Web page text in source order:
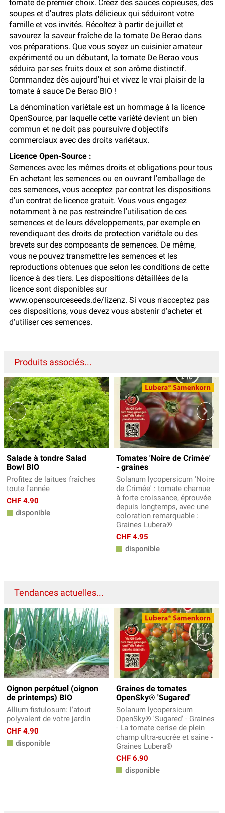
tomate de premier choix. Créez des sauces copieuses, des
soupes et d'autres plats délicieux qui séduiront votre
famille et vos invités. Récoltez à partir de juillet et
savourez la saveur fraîche de la tomate De Berao dans
vos préparations. Que vous soyez un cuisinier amateur
expérimenté ou un débutant, la tomate De Berao vous
séduira par ses fruits doux et son arôme distinctif.
Commandez dès aujourd'hui et vivez le vrai plaisir de la
tomate à sauce De Berao BIO !
La dénomination variétale est un hommage à la licence
OpenSource, par laquelle cette variété devient un bien
commun et ne doit pas poursuivre d'objectifs
commerciaux avec des droits variétaux.
Licence Open-Source :
Semences avec les mêmes droits et obligations pour tous
En achetant les semences ou en ouvrant l'emballage de
ces semences, vous acceptez par contrat les dispositions
d'un contrat de licence gratuit. Vous vous engagez
notamment à ne pas restreindre l'utilisation de ces
semences et de leurs développements, par exemple en
revendiquant des droits de protection variétale ou des
brevets sur des composants de semences. De même,
vous ne pouvez transmettre les semences et les
reproductions obtenues que selon les conditions de cette
licence à des tiers. Les dispositions détaillées de la
licence sont disponibles sur
www.opensourceseeds.de/lizenz. Si vous n'acceptez pas
ces dispositions, vous devez vous abstenir d'acheter et
d'utiliser ces semences.
Produits associés...
Salade à tondre Salad
Bowl BIO
Profitez de laitues fraîches
toute l'année
CHF 4.90
disponible
Tomates 'Noire de Crimée'
- graines
Solanum lycopersicum 'Noire
de Crimée' : tomate charnue
à forte croissance, éprouvée
depuis longtemps, avec une
coloration remarquable :
Graines Lubera®
CHF 4.95
disponible
Tendances actuelles...
Oignon perpétuel (oignon
de printemps) BIO
Allium fistulosum: l'atout
polyvalent de votre jardin
CHF 4.90
disponible
Graines de tomates
OpenSky® 'Sugared'
Solanum lycopersicum
OpenSky® 'Sugared' - Graines
- La tomate cerise de plein
champ ultra-sucrée et saine -
Graines Lubera®
CHF 6.90
disponible